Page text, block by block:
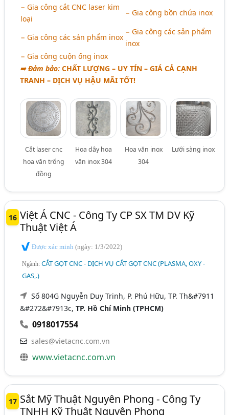
− Gia công cắt CNC laser kim
loại
− Gia công bồn chứa inox
− Gia công các sản phẩm inox
− Gia công các sản phẩm
inox
− Gia công cuộn ống inox
➠ Đảm bảo: CHẤT LƯỢNG – UY TÍN – GIÁ CẢ CẠNH
TRANH – DỊCH VỤ HẬU MÃI TỐT!
Cắt laser cnc
hoa văn trống
đồng
Hoa dây hoa
văn inox 304
Hoa văn inox
304
Lưới sàng inox
16 Việt Á CNC - Công Ty CP SX TM DV Kỹ
Thuật Việt Á
Được xác minh(ngày: 1/3/2022)
Ngành:CẮT GỌT CNC - DỊCH VỤ CẮT GỌT CNC (PLASMA, OXY -
GAS,.)
Số 804G Nguyễn Duy Trinh, P. Phú Hữu, TP. Th&#7911
&#272&#7913c,TP. Hồ Chí Minh (TPHCM)
0918017554
sales@vietacnc.com.vn
www.vietacnc.com.vn
17 Sắt Mỹ Thuật Nguyên Phong - Công Ty
TNHH Kỹ Thuật Nguyên Phong